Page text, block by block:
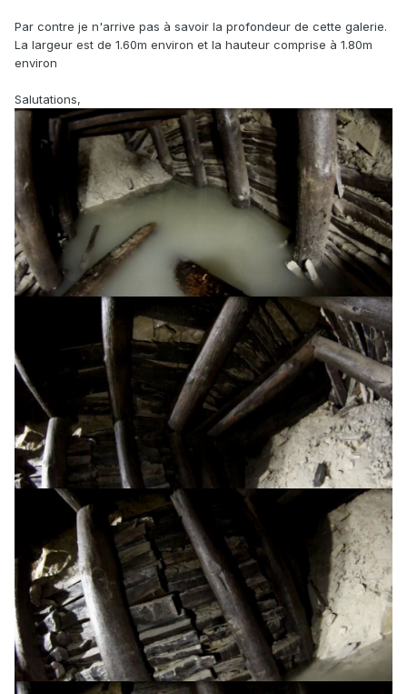
Par contre je n'arrive pas à savoir la profondeur de cette galerie.
La largeur est de 1.60m environ et la hauteur comprise à 1.80m
environ
Salutations,